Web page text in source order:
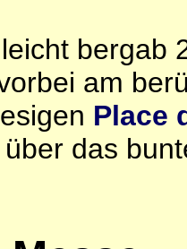
bergab
am
Place
das